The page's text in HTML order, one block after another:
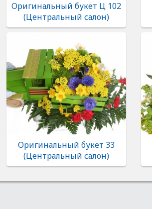
Оригинальный букет Ц 102
(Центральный салон)
Оригинальный букет 33
(Центральный салон)